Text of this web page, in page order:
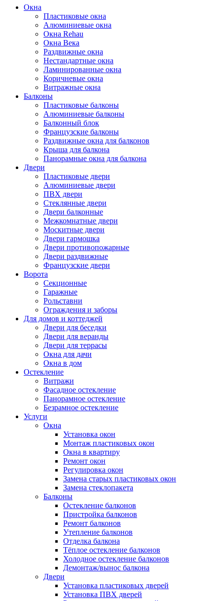
Окна
Пластиковые окна
Алюминиевые окна
Окна Rehau
Окна Века
Раздвижные окна
Нестандартные окна
Ламинированные окна
Коричневые окна
Витражные окна
Балконы
Пластиковые балконы
Алюминиевые балконы
Балконный блок
Французские балконы
Раздвижные окна для балконов
Крыша для балкона
Панорамные окна для балкона
Двери
Пластиковые двери
Алюминиевые двери
ПВХ двери
Стеклянные двери
Двери балконные
Межкомнатные двери
Москитные двери
Двери гармошка
Двери противопожарные
Двери раздвижные
Французские двери
Ворота
Секционные
Гаражные
Рольставни
Ограждения и заборы
Для домов и коттеджей
Двери для беседки
Двери для веранды
Двери для террасы
Окна для дачи
Окна в дом
Остекление
Витражи
Фасадное остекление
Панорамное остекление
Безрамное остекление
Услуги
Окна
Установка окон
Монтаж пластиковых окон
Окна в квартиру
Ремонт окон
Регулировка окон
Замена старых пластиковых окон
Замена стеклопакета
Балконы
Остекление балконов
Пристройка балконов
Ремонт балконов
Утепление балконов
Отделка балкона
Тёплое остекление балконов
Холодное остекление балконов
Демонтаж/вынос балкона
Двери
Установка пластиковых дверей
Установка ПВХ дверей